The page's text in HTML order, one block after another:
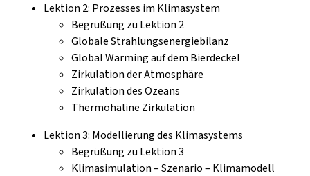
Lektion 2: Prozesses im Klimasystem
Begrüßung zu Lektion 2
Globale Strahlungsenergiebilanz
Global Warming auf dem Bierdeckel
Zirkulation der Atmosphäre
Zirkulation des Ozeans
Thermohaline Zirkulation
Lektion 3: Modellierung des Klimasystems
Begrüßung zu Lektion 3
Klimasimulation – Szenario – Klimamodell